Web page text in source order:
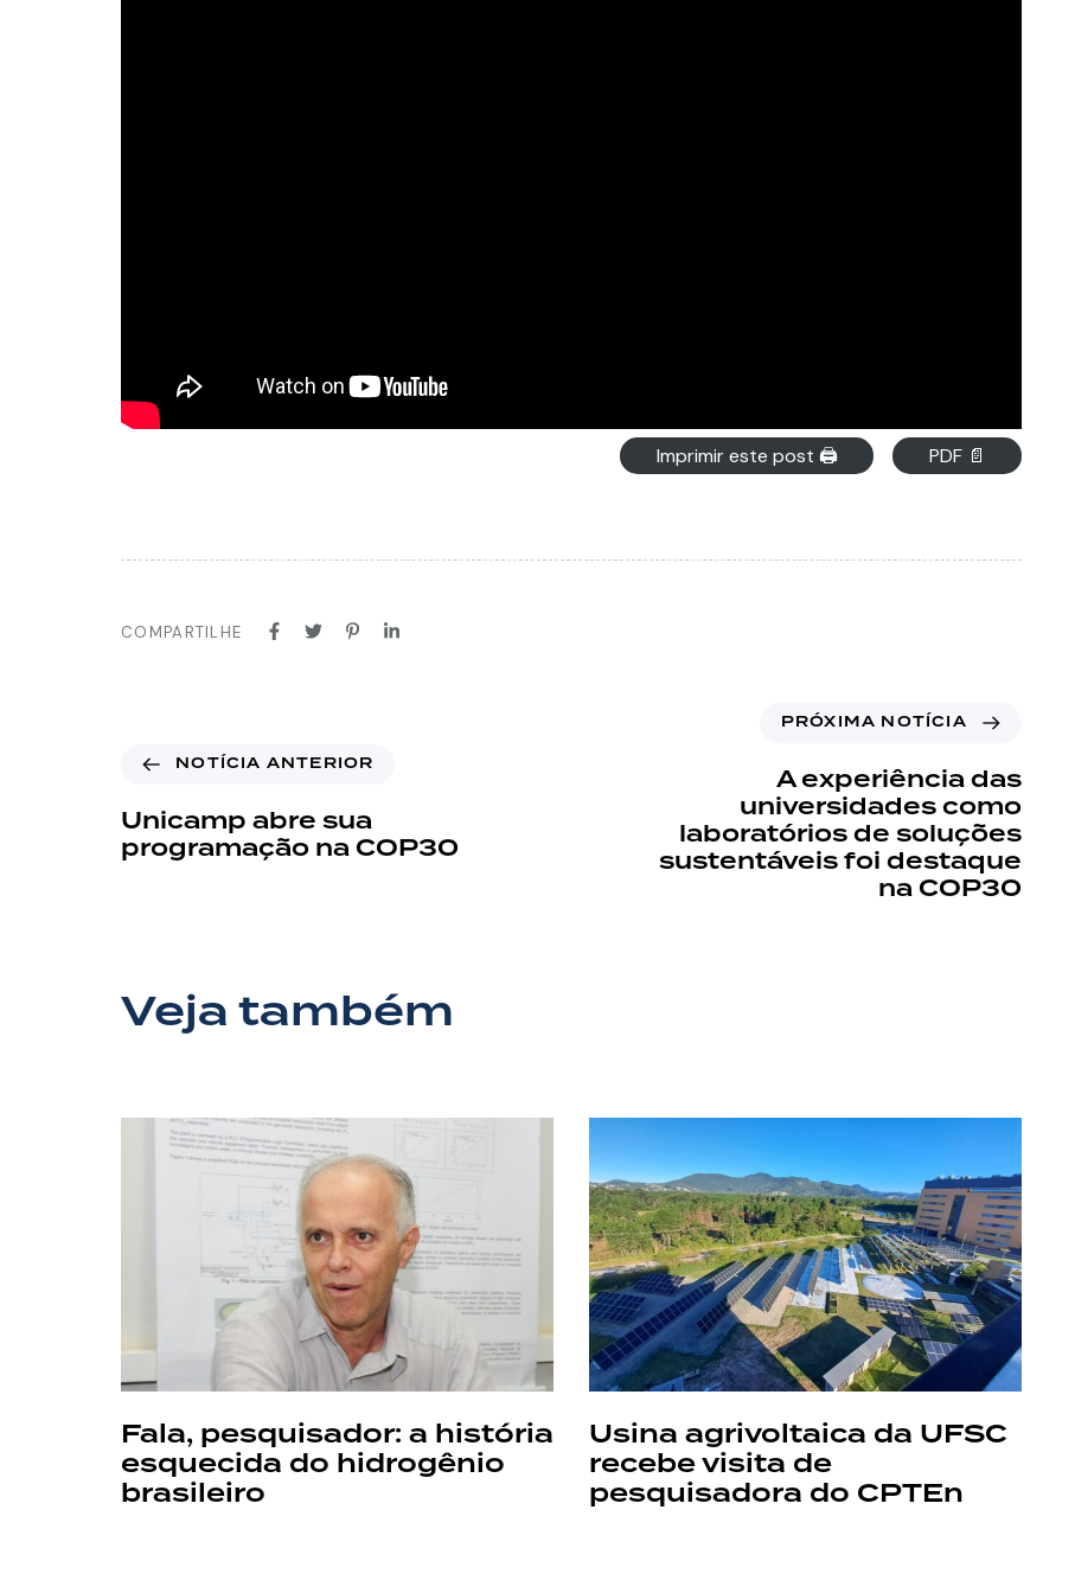
Imprimir este post 🖨 PDF 📄
COMPARTILHE
NOTÍCIA ANTERIOR
Unicamp abre sua
programação na COP30
PRÓXIMA NOTÍCIA
A experiência das
universidades como
laboratórios de soluções
sustentáveis foi destaque
na COP30
Veja também
Fala, pesquisador: a história
esquecida do hidrogênio
brasileiro
Usina agrivoltaica da UFSC
recebe visita de
pesquisadora do CPTEn